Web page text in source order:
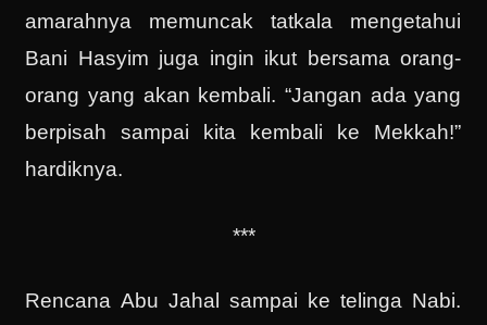
amarahnya memuncak tatkala mengetahui
Bani Hasyim juga ingin ikut bersama orang-
orang yang akan kembali. “Jangan ada yang
berpisah sampai kita kembali ke Mekkah!”
hardiknya.
***
Rencana Abu Jahal sampai ke telinga Nabi.